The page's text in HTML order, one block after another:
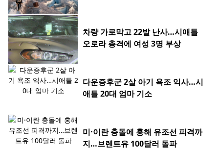
차량 가로막고 22발 난사…시애틀
오로라 총격에 여성 3명 부상
다운증후군 2살 아기 욕조 익사…시
애틀 20대 엄마 기소
미·이란 충돌에 홍해 유조선 피격까
지…브렌트유 100달러 돌파